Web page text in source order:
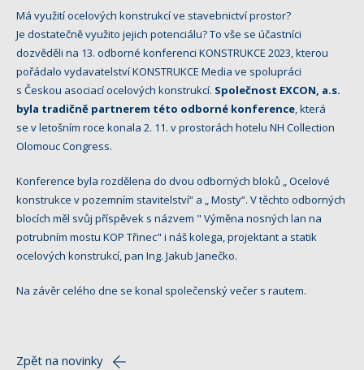
Má využití ocelových konstrukcí ve stavebnictví prostor?
Je dostatečně využito jejich potenciálu? To vše se účastníci
dozvěděli na 13. odborné konferenci KONSTRUKCE 2023, kterou
pořádalo vydavatelství KONSTRUKCE Media ve spolupráci
s Českou asociací ocelových konstrukcí. Společnost EXCON, a.s.
byla tradičně partnerem této odborné konference, která
se v letošním roce konala 2. 11. v prostorách hotelu NH Collection
Olomouc Congress.
Konference byla rozdělena do dvou odborných bloků „ Ocelové
konstrukce v pozemním stavitelství“ a „ Mosty“. V těchto odborných
blocích měl svůj příspěvek s názvem " Výměna nosných lan na
potrubním mostu KOP Třinec" i náš kolega, projektant a statik
ocelových konstrukcí, pan Ing. Jakub Janečko.
Na závěr celého dne se konal společenský večer s rautem.
Zpět na novinky